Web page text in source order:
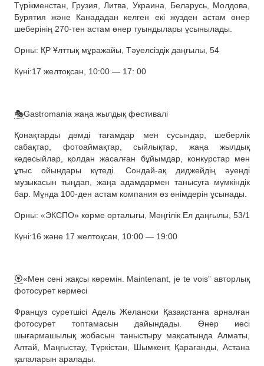
Түрікменстан, Грузия, Литва, Украина, Беларусь, Молдова,
Бурятия және Канададан келген екі жүзден астам өнер
шеберінің 270-тен астам өнер туындылары ұсынылады.
Орны: ҚР Ұлттық мұражайы, Тәуелсіздік даңғылы, 54
Күні:17 желтоқсан, 10:00 — 17: 00
🎭Gastromania жаңа жылдық фестивалі
Қонақтарды дәмді тағамдар мен сусындар, шеберлік
сабақтар, фотоаймақтар, сыйлықтар, жаңа жылдық
кәдесыйлар, қолдан жасалған бұйымдар, конкурстар мен
ұтыс ойындары күтеді. Сондай-ақ диджейдің әуенді
музыкасын тыңдап, жаңа адамдармен танысуға мүмкіндік
бар. Мұнда 100-ден астам компания өз өнімдерін ұсынады.
Орны: «ЭКСПО» көрме орталығы, Мәңгілік Ел даңғылы, 53/1
Күні:16 және 17 желтоқсан, 10:00 — 19:00
🏵«Мен сені жақсы көремін. Maintenant, je te vois” авторлық
фотосурет көрмесі
Француз суретшісі Адель Желански Қазақстанға арналған
фотосурет топтамасын дайындады. Өнер иесі
шығармашылық жобасын таныстыру мақсатында Алматы,
Алтай, Маңғыстау, Түркістан, Шымкент, Қарағанды, Астана
қалаларын аралады.